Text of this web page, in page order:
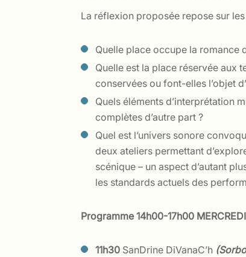
La réflexion proposée repose sur
Quelle place occupe la romance
Quelle est la place réservée aux
conservées ou font-elles l’objet
Quels éléments d’interprétation
complètes d’autre part ?
Quel est l’univers sonore
deux ateliers permettant
scénique – un aspect d’autant
les standards actuels des
Programme 14h00-17h00
11h30 SanDrine DiVanaC’h